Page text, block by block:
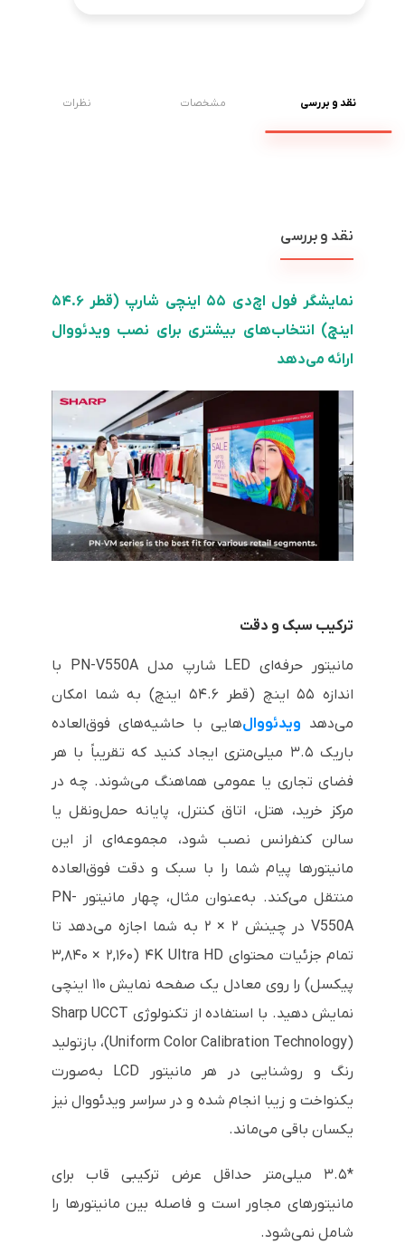
نقد و بررسی مشخصات نظرات
نقد و بررسی
نمایشگر فول اچ‌دی ۵۵ اینچی شارپ (قطر ۵۴.۶
اینچ) انتخاب‌های بیشتری برای نصب ویدئووال
ارائه می‌دهد
ترکیب سبک و دقت
مانیتور حرفه‌ای LED شارپ مدل PN-V550A با
اندازه ۵۵ اینچ (قطر ۵۴.۶ اینچ) به شما امکان
می‌دهد ویدئووال‌هایی با حاشیه‌های فوق‌العاده
باریک ۳.۵ میلی‌متری ایجاد کنید که تقریباً با هر
فضای تجاری یا عمومی هماهنگ می‌شوند. چه در
مرکز خرید، هتل، اتاق کنترل، پایانه حمل‌ونقل یا
سالن کنفرانس نصب شود، مجموعه‌ای از این
مانیتورها پیام شما را با سبک و دقت فوق‌العاده
منتقل می‌کند. به‌عنوان مثال، چهار مانیتور PN-
V550A در چینش ۲ × ۲ به شما اجازه می‌دهد تا
تمام جزئیات محتوای ۴K Ultra HD (۳,۸۴۰ × ۲,۱۶۰
پیکسل) را روی معادل یک صفحه نمایش ۱۱۰ اینچی
نمایش دهید. با استفاده از تکنولوژی Sharp UCCT
(Uniform Color Calibration Technology)، بازتولید
رنگ و روشنایی در هر مانیتور LCD به‌صورت
یکنواخت و زیبا انجام شده و در سراسر ویدئووال نیز
یکسان باقی می‌ماند.
*۳.۵ میلی‌متر حداقل عرض ترکیبی قاب برای
مانیتورهای مجاور است و فاصله بین مانیتورها را
شامل نمی‌شود.